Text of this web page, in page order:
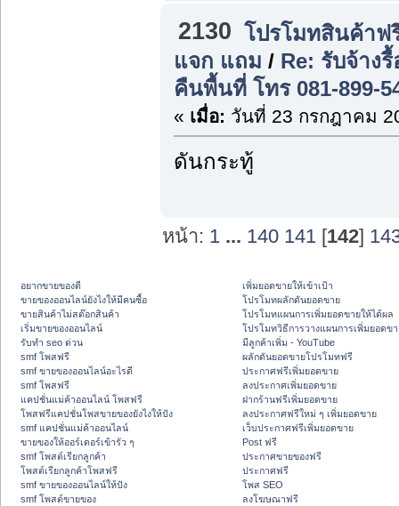
2130 โปรโมทสินค้าฟ
แจก แถม / Re: รับจ้าง
คืนพื้นที่ โทร 081-899-
« เมื่อ: วันที่ 23 กรกฎาคม
ดันกระทู้
หน้า: 1 ... 140 141 [142]
อยากขายของดี
ขายของออนไลน์ยังไงให้มีคนซื้อ
ขายสินค้าไม่สต๊อกสินค้า
เริ่มขายของออนไลน์
รับทำ seo ด่วน
smf โพสฟรี
smf ขายของออนไลน์อะไรดี
smf โพสฟรี
แคปชั่นแม่ค้าออนไลน์ โพสฟรี
โพสฟรีแคปชั่นโพสขายของยังไงให้ปัง
smf แคปชั่นแม่ค้าออนไลน์
ขายของให้ออร์เดอร์เข้ารัว ๆ
smf โพสต์เรียกลูกค้า
โพสต์เรียกลูกค้าโพสฟรี
smf ขายของออนไลน์ให้ปัง
smf โพสต์ขายของ
เพิ่มยอดขายให้เข้าเป้า
โปรโมทผลักดันยอดขาย
โปรโมทแผนการเพิ่มยอดขายให้ได้ผล
โปรโมทวิธีการวางแผนการเพิ่มยอดข
มีลูกค้าเพิ่ม - YouTube
ผลักดันยอดขายโปรโมทฟรี
ประกาศฟรีเพิ่มยอดขาย
ลงประกาศเพิ่มยอดขาย
ฝากร้านฟรีเพิ่มยอดขาย
ลงประกาศฟรีใหม่ ๆ เพิ่มยอดขาย
เว็บประกาศฟรีเพิ่มยอดขาย
Post ฟรี
ประกาศขายของฟรี
ประกาศฟรี
โพส SEO
ลงโฆษณาฟรี